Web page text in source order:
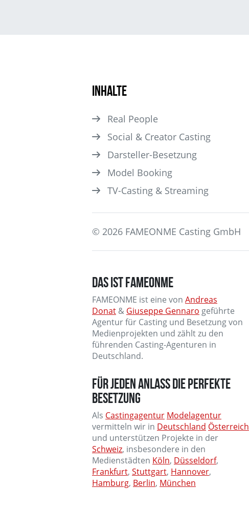
Inhalte
Real People
Social & Creator Casting
Darsteller­-Besetzung
Model Booking
TV-Casting & Streaming
© 2026 FAMEONME Casting GmbH
DAS IST FAMEONME
FAMEONME ist eine von Andreas
Donat & Giuseppe Gennaro geführte
Agentur für Casting und Besetzung von
Medienprojekten und zählt zu den
führenden Casting-Agenturen in
Deutschland.
FÜR JEDEN ANLASS DIE PERFEKTE
BESETZUNG
Als Castingagentur Modelagentur
vermitteln wir in Deutschland Österreich
und unterstützen Projekte in der
Schweiz, insbesondere in den
Medienstädten Köln, Düsseldorf,
Frankfurt, Stuttgart, Hannover,
Hamburg, Berlin, München